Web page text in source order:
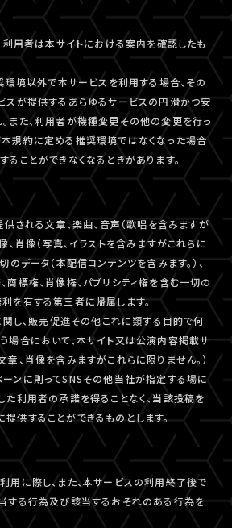
用者は本サイトにおける案内を確認したも
境以外で本サービスを利用する場合、その
スが提供するあらゆるサービスの円滑かつ安
また、利用者が機種変更その他の変更を行っ
規約に定める推奨環境ではなくなった場合
ることができなくなるときがあります。
される文章、楽曲、音声（歌唱を含みますが
、肖像（写真、イラストを含みますがこれらに
のデータ（本配信コンテンツを含みます。）、
商標権、肖像権、パブリシティ権を含む一切の
を有する第三者に帰属します。
し、販売促進その他これに類する目的で何
場合において、本サイト又は公演内容掲載サ
章、肖像を含みますがこれらに限りません。）
ンに則ってSNSその他当社が指定する場に
た利用者の承諾を得ることなく、当該投稿を
供することができるものとします。
用に際し、また、本サービスの利用終了後で
する行為及び該当するおそれのある行為を